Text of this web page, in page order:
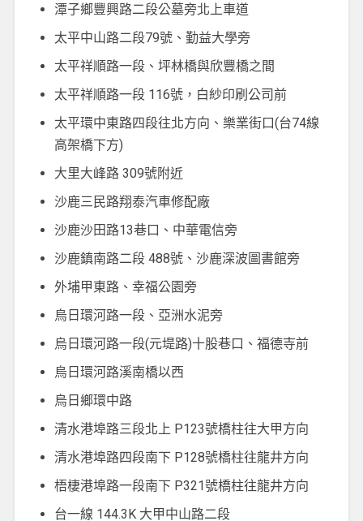
潭子鄉豐興路二段公墓旁北上車道
太平中山路二段79號、勤益大學旁
太平祥順路一段、坪林橋與欣豐橋之間
太平祥順路一段 116號，白紗印刷公司前
太平環中東路四段往北方向、樂業街口(台74線
高架橋下方)
大里大峰路 309號附近
沙鹿三民路翔泰汽車修配廠
沙鹿沙田路13巷口、中華電信旁
沙鹿鎮南路二段 488號、沙鹿深波圖書館旁
外埔甲東路、幸福公園旁
烏日環河路一段、亞洲水泥旁
烏日環河路一段(元堤路)十股巷口、福德寺前
烏日環河路溪南橋以西
烏日鄉環中路
清水港埠路三段北上 P123號橋柱往大甲方向
清水港埠路四段南下 P128號橋柱往龍井方向
梧棲港埠路一段南下 P321號橋柱往龍井方向
台一線 144.3K 大甲中山路二段